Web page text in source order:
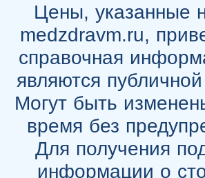
Цены, указанные
medzdravm.ru,
справочная
являются
Могут быть
время без
Для получения
информации о